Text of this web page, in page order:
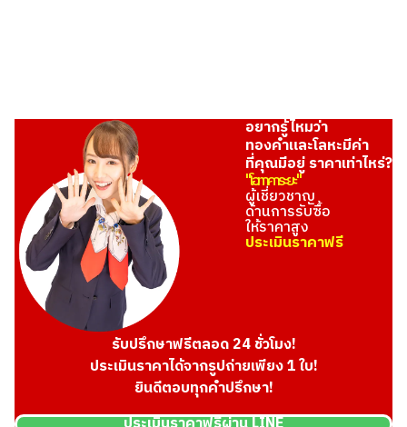
อยากรู้ไหมว่า
ทองคำและโลหะมีค่า
ที่คุณมีอยู่ ราคาเท่าไหร่?
"โอทาคาระยะ"
ผู้เชี่ยวชาญ
ด้านการรับซื้อ
ให้ราคาสูง
ประเมินราคาฟรี
รับปรึกษาฟรีตลอด 24 ชั่วโมง!
ประเมินราคาได้จากรูปถ่ายเพียง 1 ใบ!
ยินดีตอบทุกคำปรึกษา!